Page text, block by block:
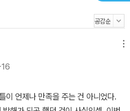
형제인 철수와 명수는 ‘나쁜 녀석들’이
을회관에 버려진 냉장고를 동체 삼고,
러로 해 비행기를 만들어 지구를 떠
니가 휠체어 타는 것을 도와 주고 50
이 언제나 만족을 주는 건 아니었다.